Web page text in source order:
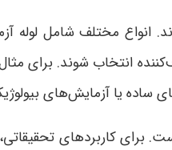
انواع مختلف شامل لوله
انتخاب شوند. برای
یا آزمایش‌های
کاربردهای تحقیقاتی،